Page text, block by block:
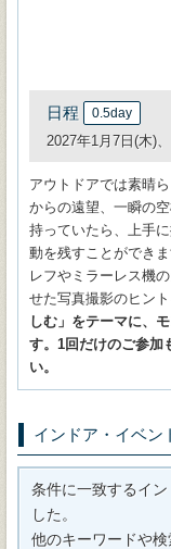
日程 0.5day
2027年1月7日(木)
アウトドアでは素晴
からの遠望、一瞬の
持っていたら、上手
動を残すことができ
レフやミラーレス機
せた写真撮影のヒント
しむ」をテーマに、
す。1回だけのご参加
い。
インドア・イベン
条件に一致するイ
した。
他のキーワードや検